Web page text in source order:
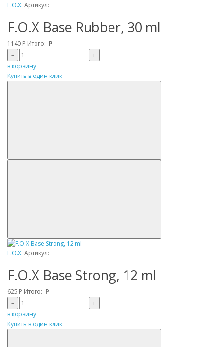
F.O.X. Артикул:
F.O.X Base Rubber, 30 ml
1140 Р Итого: Р
–
+
в корзину
Купить в один клик
F.O.X. Артикул:
F.O.X Base Strong, 12 ml
625 Р Итого: Р
–
+
в корзину
Купить в один клик